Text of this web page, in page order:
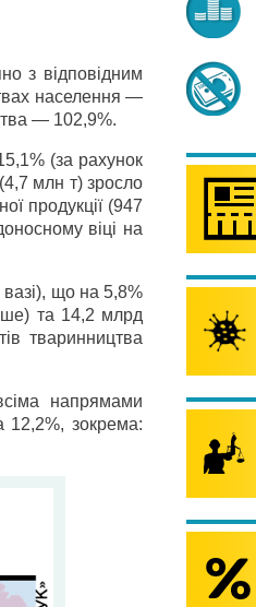
з відповідним
населення —
— 102,9%.
(за рахунок
млн т) зросло
продукції (947
віці на
вазі), що на 5,8%
та 14,2 млрд
тваринництва
напрямами
12,2%, зокрема: